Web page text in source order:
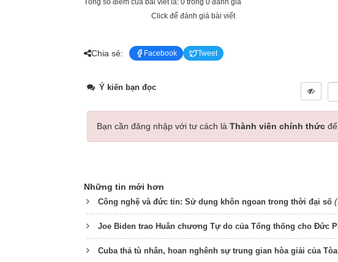
Tổng số điểm của bài viết là: 0 trong 0 đánh giá
Click để đánh giá bài viết
Chia sẻ: Facebook Tweet
Ý kiến bạn đọc
Bạn cần đăng nhập với tư cách là Thành viên chính thức
Những tin mới hơn
Công nghệ và đức tin: Sử dụng khôn ngoan trong thời đại số
Joe Biden trao Huân chương Tự do của Tổng thống cho Đức
Cuba thả tù nhân, hoan nghênh sự trung gian hòa giải của